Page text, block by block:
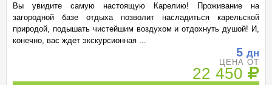
Вы увидите самую настоящую Карелию! Проживание на
загородной базе отдыха позволит насладиться карельской
природой, подышать чистейшим воздухом и отдохнуть душой! И,
конечно, вас ждет экскурсионная ...
5 дн
ЦЕНА ОТ
22 450